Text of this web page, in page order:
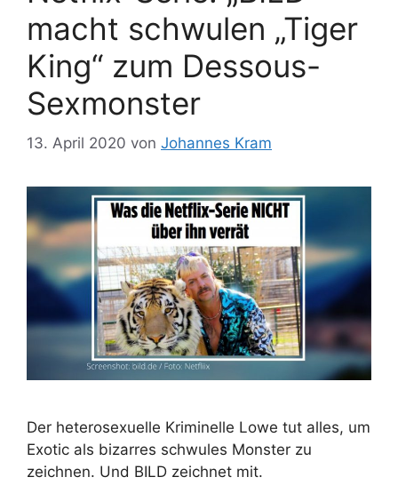
macht schwulen „Tiger
King“ zum Dessous-
Sexmonster
13. April 2020 von Johannes Kram
Der heterosexuelle Kriminelle Lowe tut alles, um
Exotic als bizarres schwules Monster zu
zeichnen. Und BILD zeichnet mit.